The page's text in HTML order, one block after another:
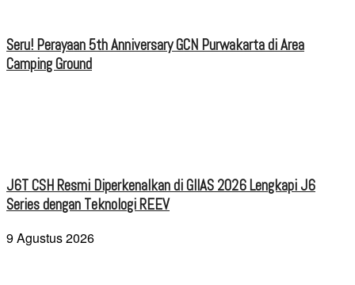
Seru! Perayaan 5th Anniversary GCN Purwakarta di Area
Camping Ground
J6T CSH Resmi Diperkenalkan di GIIAS 2026 Lengkapi J6
Series dengan Teknologi REEV
9 Agustus 2026